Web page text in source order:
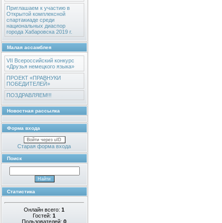
Приглашаем к участию в
Открытой комплексной
спартакиаде среди
национальных диаспор
города Хабаровска 2019 г.
Малая ассамблея
VII Всероссийский конкурс
«Друзья немецкого языка»
ПРОЕКТ «ПРАВНУКИ
ПОБЕДИТЕЛЕЙ»
ПОЗДРАВЛЯЕМ!!!
Новостная рассылка
Форма входа
Войти через uID
Старая форма входа
Поиск
Статистика
Онлайн всего:1
Гостей:1
Пользователей:0